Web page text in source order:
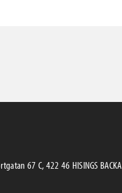
67 C, 422 46 HISINGS BACKA